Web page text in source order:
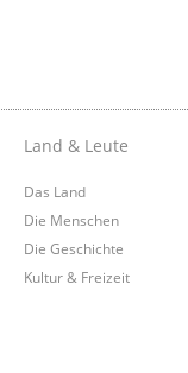
Land & Leute
Das Land
Die Menschen
Die Geschichte
Kultur & Freizeit